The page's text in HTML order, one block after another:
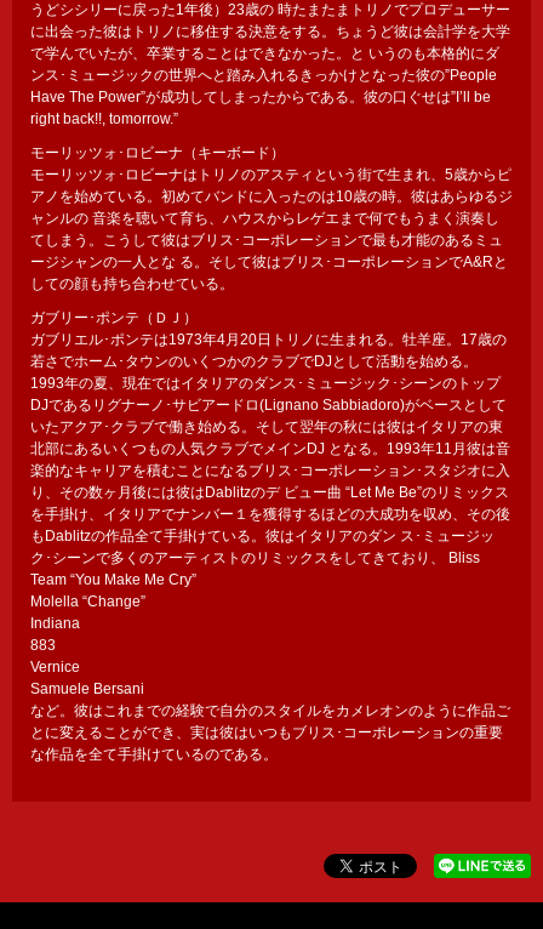
うどシシリーに戻った1年後）23歳の 時たまたまトリノでプロデューサー
に出会った彼はトリノに移住する決意をする。ちょうど彼は会計学を大学
で学んでいたが、卒業することはできなかった。と いうのも本格的にダ
ンス･ミュージックの世界へと踏み入れるきっかけとなった彼の”People
Have The Power”が成功してしまったからである。彼の口ぐせは”I’ll be
right back!!, tomorrow.”
モーリッツォ･ロビーナ（キーボード）
モーリッツォ･ロビーナはトリノのアスティという街で生まれ、5歳からピ
アノを始めている。初めてバンドに入ったのは10歳の時。彼はあらゆるジ
ャンルの 音楽を聴いて育ち、ハウスからレゲエまで何でもうまく演奏し
てしまう。こうして彼はブリス･コーポレーションで最も才能のあるミュ
ージシャンの一人とな る。そして彼はブリス･コーポレーションでA&Rと
しての顔も持ち合わせている。
ガブリー･ポンテ（ＤＪ）
ガブリエル･ポンテは1973年4月20日トリノに生まれる。牡羊座。17歳の
若さでホーム･タウンのいくつかのクラブでDJとして活動を始める。
1993年の夏、現在ではイタリアのダンス･ミュージック･シーンのトップ
DJであるリグナーノ･サビアードロ(Lignano Sabbiadoro)がベースとして
いたアクア･クラブで働き始める。そして翌年の秋には彼はイタリアの東
北部にあるいくつもの人気クラブでメインDJ となる。1993年11月彼は音
楽的なキャリアを積むことになるブリス･コーポレーション･スタジオに入
り、その数ヶ月後には彼はDablitzのデ ビュー曲 “Let Me Be”のリミックス
を手掛け、イタリアでナンバー１を獲得するほどの大成功を収め、その後
もDablitzの作品全て手掛けている。彼はイタリアのダン ス･ミュージッ
ク･シーンで多くのアーティストのリミックスをしてきており、 Bliss
Team “You Make Me Cry”
Molella “Change”
Indiana
883
Vernice
Samuele Bersani
など。彼はこれまでの経験で自分のスタイルをカメレオンのように作品ご
とに変えることができ、実は彼はいつもブリス･コーポレーションの重要
な作品を全て手掛けているのである。